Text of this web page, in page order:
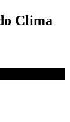
Clima